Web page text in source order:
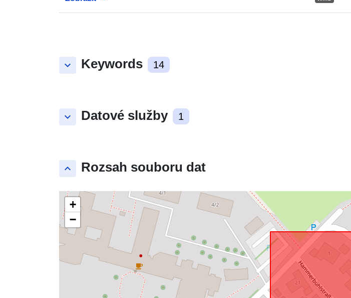
keyboard_arrow_down Keywords 14
keyboard_arrow_down Datové služby 1
keyboard_arrow_up Rozsah souboru dat
+
−